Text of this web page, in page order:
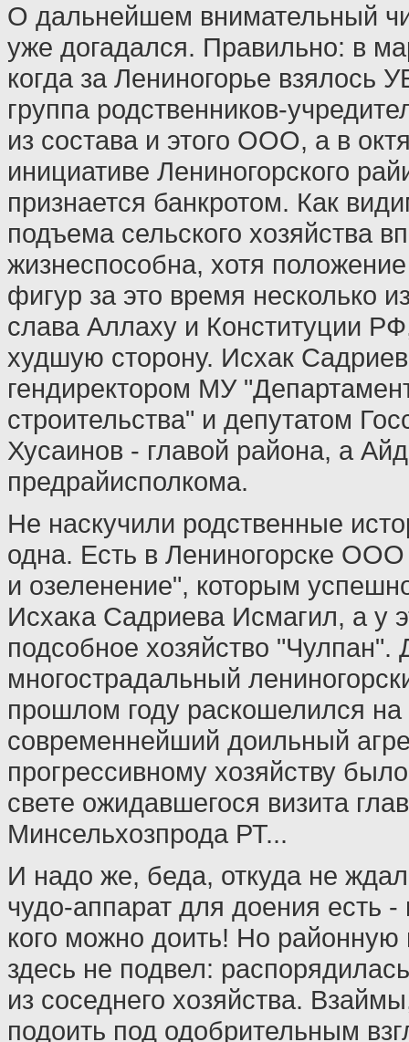
О дальнейшем внимательный
уже догадался. Правильно: в
когда за Лениногорье
группа родственников-
из состава и этого ООО, а в
инициативе Лениногорского
признается банкротом. Как
подъема сельского хозяйства
жизнеспособна, хотя
фигур за это время несколько
слава Аллаху и Конституции
худшую сторону. Исхак
гендиректором МУ
строительства" и депутатом
Хусаинов - главой района, а
предрайисполкома.
Не наскучили родственные
одна. Есть в Лениногорске ООО
и озеленение", которым
Исхака Садриева Исмагил, а у
подсобное хозяйство "Чулпан".
многострадальный
прошлом году раскошелился
современнейший доильный
прогрессивному хозяйству
свете ожидавшегося визита
Минсельхозпрода РТ...
И надо же, беда, откуда не
чудо-аппарат для доения есть -
кого можно доить! Но районную
здесь не подвел:
из соседнего хозяйства.
подоить под одобрительным